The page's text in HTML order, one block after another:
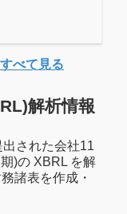
べて見る
解析情報
された会社11
)の XBRL を解
諸表を作成・